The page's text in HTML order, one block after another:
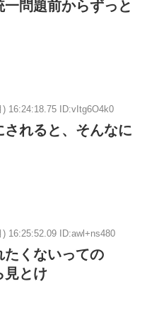
問題前からずっと
) 16:24:18.75 ID:vItg6O4k0
されると、そんなに
) 16:25:52.09 ID:awl+ns480
たくないっての
見とけ